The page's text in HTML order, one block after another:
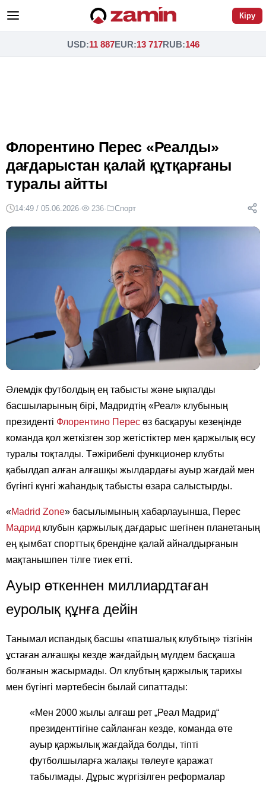
Кіру
USD:11 887EUR:13 717RUB:146
Флорентино Перес «Реалды»
дағдарыстан қалай құтқарғаны
туралы айтты
14:49 / 05.06.2026· 236· Спорт
Әлемдік футболдың ең табысты және ықпалды
басшыларының бірі, Мадридтің «Реал» клубының
президенті Флорентино Перес өз басқаруы кезеңінде
команда қол жеткізген зор жетістіктер мен қаржылық өсу
туралы тоқталды. Тәжірибелі функционер клубты
қабылдап алған алғашқы жылдардағы ауыр жағдай мен
бүгінгі күнгі жаһандық табысты өзара салыстырды.
«Madrid Zone» басылымының хабарлауынша, Перес
Мадрид клубын қаржылық дағдарыс шегінен планетаның
ең қымбат спорттық брендіне қалай айналдырғанын
мақтанышпен тілге тиек етті.
Ауыр өткеннен миллиардтаған
еуролық құнға дейін
Танымал испандық басшы «патшалық клубтың» тізгінін
ұстаған алғашқы кезде жағдайдың мүлдем басқаша
болғанын жасырмады. Ол клубтың қаржылық тарихы
мен бүгінгі мәртебесін былай сипаттады:
«Мен 2000 жылы алғаш рет „Реал Мадрид“
президенттігіне сайланған кезде, команда өте
ауыр қаржылық жағдайда болды, тіпті
футболшыларға жалақы төлеуге қаражат
табылмады. Дұрыс жүргізілген реформалар